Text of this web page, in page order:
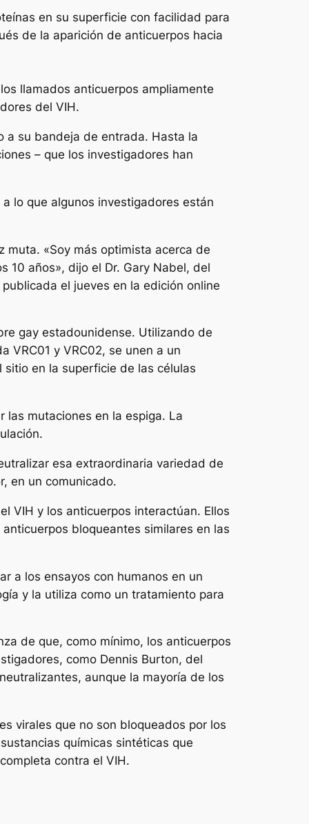
en su superficie con facilidad para
de la aparición de anticuerpos hacia
llamados anticuerpos ampliamente
del VIH.
a su bandeja de entrada. Hasta la
– que los investigadores han
lo que algunos investigadores están
muta. «Soy más optimista acerca de
10 años», dijo el Dr. Gary Nabel, del
el jueves en la edición online
gay estadounidense. Utilizando de
VRC01 y VRC02, se unen a un
en la superficie de las células
las mutaciones en la espiga. La
esa extraordinaria variedad de
en un comunicado.
VIH y los anticuerpos interactúan. Ellos
bloqueantes similares en las
a los ensayos con humanos en un
y la utiliza como un tratamiento para
de que, como mínimo, los anticuerpos
como Dennis Burton, del
aunque la mayoría de los
virales que no son bloqueados por los
químicas sintéticas que
contra el VIH.